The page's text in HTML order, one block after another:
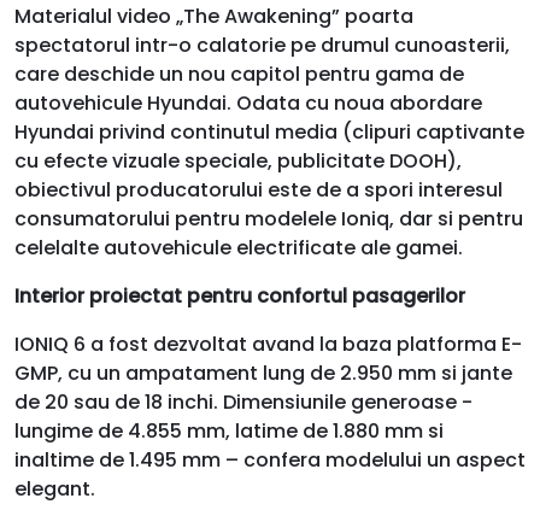
Materialul video „The Awakening” poarta
spectatorul intr-o calatorie pe drumul cunoasterii,
care deschide un nou capitol pentru gama de
autovehicule Hyundai. Odata cu noua abordare
Hyundai privind continutul media (clipuri captivante
cu efecte vizuale speciale, publicitate DOOH),
obiectivul producatorului este de a spori interesul
consumatorului pentru modelele Ioniq, dar si pentru
celelalte autovehicule electrificate ale gamei.
Interior proiectat pentru confortul pasagerilor
IONIQ 6 a fost dezvoltat avand la baza platforma E-
GMP, cu un ampatament lung de 2.950 mm si jante
de 20 sau de 18 inchi. Dimensiunile generoase -
lungime de 4.855 mm, latime de 1.880 mm si
inaltime de 1.495 mm – confera modelului un aspect
elegant.